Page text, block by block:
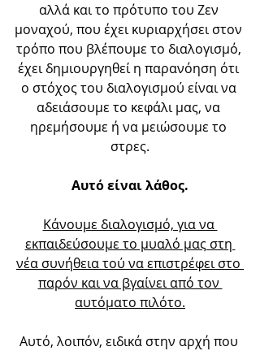
αλλά και το πρότυπο του Ζεν
μοναχού, που έχει κυριαρχήσει στον
τρόπο που βλέπουμε το διαλογισμό,
έχει δημιουργηθεί η παρανόηση ότι
ο στόχος του διαλογισμού είναι να
αδειάσουμε το κεφάλι μας, να
ηρεμήσουμε ή να μειώσουμε το
στρες.
Αυτό είναι λάθος.
Κάνουμε διαλογισμό, για να
εκπαιδεύσουμε το μυαλό μας στη
νέα συνήθεια τού να επιστρέφει στο
παρόν και να βγαίνει από τον
αυτόματο πιλότο.
Αυτό, λοιπόν, ειδικά στην αρχή που